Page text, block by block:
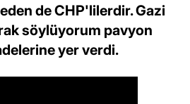
de CHP'lilerdir. Gazi
söylüyorum pavyon
yer verdi.